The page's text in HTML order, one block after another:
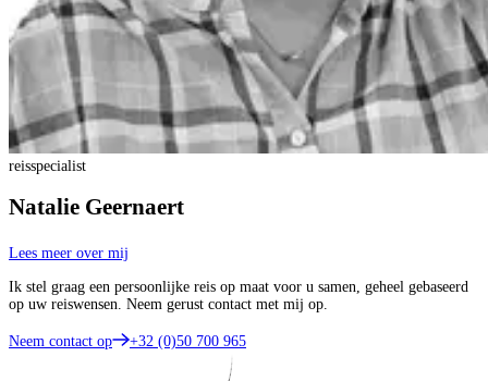
reisspecialist
Natalie Geernaert
Lees meer over mij
Ik stel graag een persoonlijke reis op maat voor u samen, geheel gebaseerd
op uw reiswensen. Neem gerust contact met mij op.
Neem contact op +32 (0)50 700 965